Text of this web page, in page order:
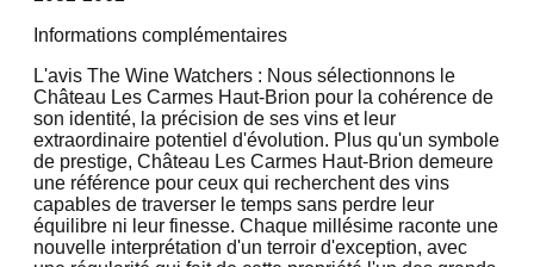
Informations complémentaires
L'avis The Wine Watchers : Nous sélectionnons le
Château Les Carmes Haut-Brion pour la cohérence de
son identité, la précision de ses vins et leur
extraordinaire potentiel d'évolution. Plus qu'un symbole
de prestige, Château Les Carmes Haut-Brion demeure
une référence pour ceux qui recherchent des vins
capables de traverser le temps sans perdre leur
équilibre ni leur finesse. Chaque millésime raconte une
nouvelle interprétation d'un terroir d'exception, avec